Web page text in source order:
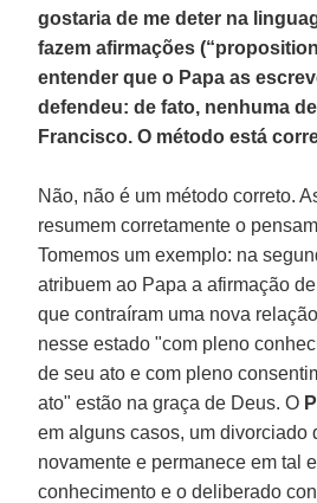
gostaria de me deter na
fazem afirmações
entender que o Papa as
defendeu: de fato, nenhuma
Francisco. O método está
Não, não é um método correto.
resumem corretamente o
Tomemos um exemplo: na
atribuem ao Papa a afirmação
que contraíram uma nova
nesse estado "com pleno
de seu ato e com pleno
ato" estão na graça de Deus. O
em alguns casos, um divorciado
novamente e permanece em tal
conhecimento e o deliberado